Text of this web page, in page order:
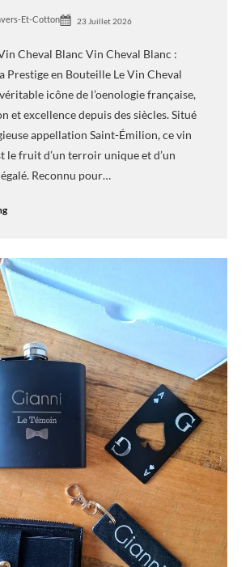
Et-Cotton 23 Juillet 2026
Cheval Blanc Vin Cheval Blanc :
Prestige en Bouteille Le Vin Cheval
icône de l’oenologie française,
et excellence depuis des siècles. Situé
appellation Saint-Émilion, ce vin
le fruit d’un terroir unique et d’un
Reconnu pour…